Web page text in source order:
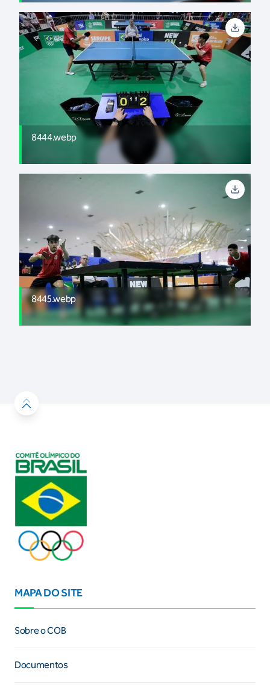
8444.webp
8445.webp
MAPA DO SITE
Sobre o COB
Documentos